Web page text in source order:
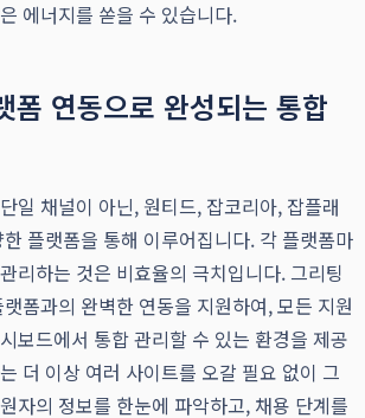
에너지를 쏟을 수 있습니다.
폼 연동으로 완성되는 통합
일 채널이 아닌, 원티드, 잡코리아, 잡플래
플랫폼을 통해 이루어집니다. 각 플랫폼마
리하는 것은 비효율의 극치입니다. 그리팅
폼과의 완벽한 연동을 지원하여, 모든 지원
보드에서 통합 관리할 수 있는 환경을 제공
더 이상 여러 사이트를 오갈 필요 없이 그
자의 정보를 한눈에 파악하고, 채용 단계를